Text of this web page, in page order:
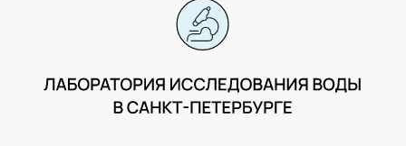
Политика возврата денежных средств
Design & Development